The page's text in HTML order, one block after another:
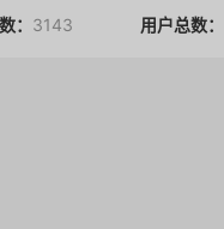
： 3143 用户总数：